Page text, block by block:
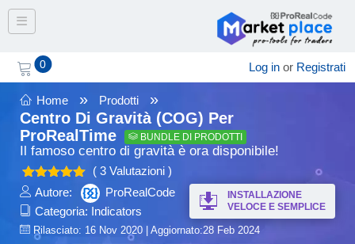
Toggle navigation
0 Log in or Registrati
Home » Prodotti
»
Centro Di Gravità (COG) Per
ProRealTime
BUNDLE DI PRODOTTI
Il famoso centro di gravità è ora disponibile!
Valutato
5.00su 5
( 3 Valutazioni )
Autore:
ProRealCode
INSTALLAZIONE
VELOCE E SEMPLICE
Categoria: Indicators
Rilasciato: 16 Nov 2020 | Aggiornato:28 Feb 2024